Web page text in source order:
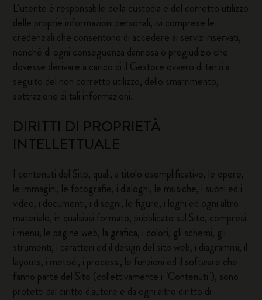
L’utente è responsabile della custodia e del corretto utilizzo
delle proprie informazioni personali, ivi comprese le
credenziali che consentono di accedere ai servizi riservati,
nonché di ogni conseguenza dannosa o pregiudizio che
dovesse derivare a carico di il Gestore ovvero di terzi a
seguito del non corretto utilizzo, dello smarrimento,
sottrazione di tali informazioni.
DIRITTI DI PROPRIETÀ
INTELLETTUALE
I contenuti del Sito, quali, a titolo esemplificativo, le opere,
le immagini, le fotografie, i dialoghi, le musiche, i suoni ed i
video, i documenti, i disegni, le figure, i loghi ed ogni altro
materiale, in qualsiasi formato, pubblicato sul Sito, compresi
i menu, le pagine web, la grafica, i colori, gli schemi, gli
strumenti, i caratteri ed il design del sito web, i diagrammi, il
layouts, i metodi, i processi, le funzioni ed il software che
fanno parte del Sito (collettivamente i "Contenuti"), sono
protetti dal diritto d'autore e da ogni altro diritto di